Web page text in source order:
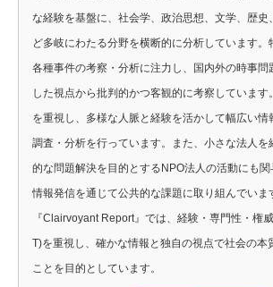
な経験を基盤に、社会学、政治思想、文学、歴史
ど多岐にわたる分野を横断的に分析しています
各種事件の考察・分析に注力し、国内外の時事問
した視点から批判的かつ客観的に考察していま
を重視し、多様な人脈と経験を活かして幅広い情
調査・分析を行っています。また、小さな法人を
的な問題解決を目的とするNPO法人の活動にも関
情報発信を通じて公共的な課題に取り組んでいま
『Clairvoyant Report』では、経験・専門性・権
T)を重視し、確かな情報と独自の視点で社会の本
ことを目的としています。